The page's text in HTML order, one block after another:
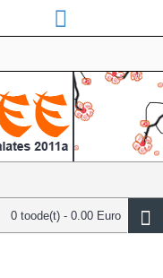
0 toode(t) - 0.00 Euro